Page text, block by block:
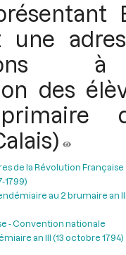
une
des
de la Révolution Française
1799)
au 2 brumaire an
- Convention nationale
an III (13 octobre 1794)